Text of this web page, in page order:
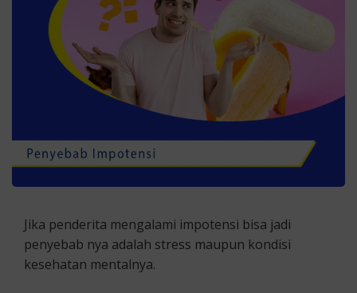
Jika penderita mengalami impotensi bisa jadi
penyebab nya adalah stress maupun kondisi
kesehatan mentalnya.